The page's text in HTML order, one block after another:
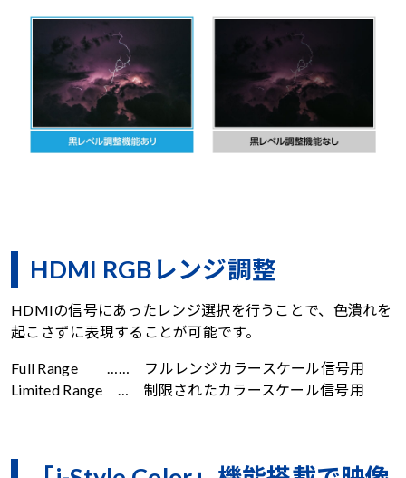
HDMI RGBレンジ調整
HDMIの信号にあったレンジ選択を行うことで、色潰れを
起こさずに表現することが可能です。
Full Range …… フルレンジカラースケール信号用
Limited Range … 制限されたカラースケール信号用